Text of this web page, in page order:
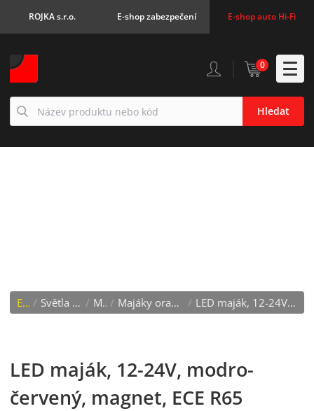
ROJKA s.r.o. E-shop zabezpečení E-shop auto Hi-Fi
Hledat
0
E-shop / Světla - žárovky - LED / Majáky / Majáky oranžové na hrot s ECE R65 / LED maják, 12-24V, modro-červený, magnet, ECE R65
LED maják, 12-24V, modro-
červený, magnet, ECE R65